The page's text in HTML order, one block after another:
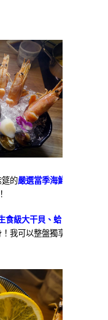
筵的嚴選當季海鮮
食級大干貝、蛤
我可以整盤獨享